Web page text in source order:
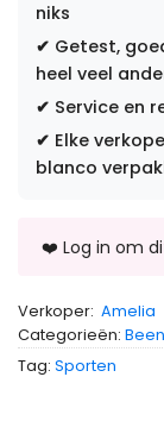
niks
✔ Getest,
heel veel
✔ Service en
✔ Elke
blanco
Verkoper: Amelia
Categorieën:
Tag: Sporten